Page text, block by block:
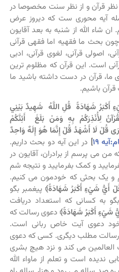
نظر قرآن و از نظر سنت مخصوصا در
آیه محوری ست که دیروز عرض
۱۹ سوره انعام. ان شاء الله از شنبه به بعد آقایون
بحث ما فقهیه اما فقهی قرآنی
اصولی قرآنی، لغوی قرآنی، ادبی
است. این قرآن که مظلوم ترین
قرآن در دست داشته باشید ما
باشیم.
أَكْبَرُ شَهَادَةً قُلِ اللَّهُ شَهِيدٌ بَيْنِي
لِأُنْذِرَكُمْ بِهِ وَمَنْ بَلَغَ أَئِنَّكُمْ
قُلْ لَا أَشْهَدُ قُلْ إِنَّمَا هُوَ إِلَهٌ وَاحِدٌ
۱۹ ] در این آیه دو بحث داریم.
پرسم از برادران، آقایون در
و کمک بفرمایید و نتیجه شم
و یک بحثی که خودمون می کنیم.
أَيُّ شَيْءٍ أَكْبَرُ شَهَادَةً﴾ پیغمبر بگو
به کسانی که استعداد دریافت
شَيْءٍ أَكْبَرُ شَهَادَةً﴾ دعوی رسالت که
دعوی آیت خاص ربانی است.
مطلب دیگری. کسی که دعوی
می کند و نزد هیچ بشری
است و تعلم از ماواء الله